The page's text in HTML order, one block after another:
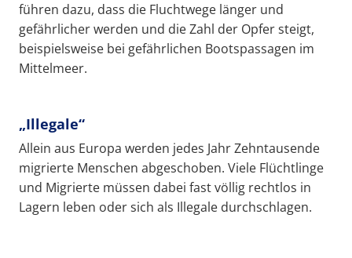
führen dazu, dass die Fluchtwege länger und
gefährlicher werden und die Zahl der Opfer steigt,
beispielsweise bei gefährlichen Bootspassagen im
Mittelmeer.
„Illegale“
Allein aus Europa werden jedes Jahr Zehntausende
migrierte Menschen abgeschoben. Viele Flüchtlinge
und Migrierte müssen dabei fast völlig rechtlos in
Lagern leben oder sich als Illegale durchschlagen.